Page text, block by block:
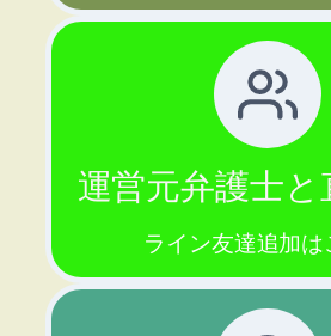
運営元弁護士と
ライン友達追加は